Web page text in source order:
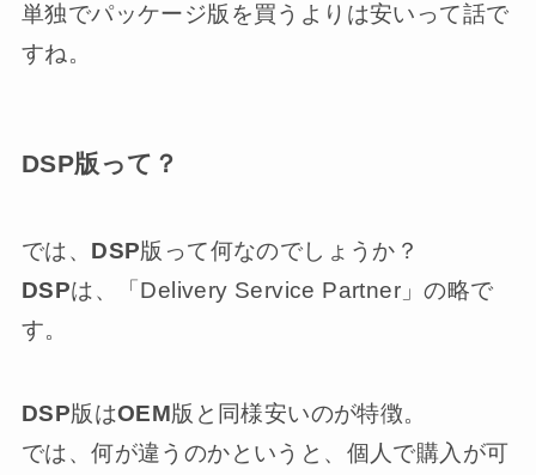
単独でパッケージ版を買うよりは安いって話で
すね。
DSP版って？
では、 DSP版って何なのでしょうか？
DSPは、「Delivery Service Partner」の略で
す。
DSP版はOEM版と同様安いのが特徴。
では、何が違うのかというと、個人で購入が可